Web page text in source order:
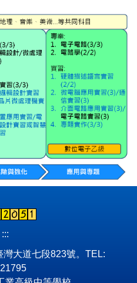
:::
大道七段823號。TEL: